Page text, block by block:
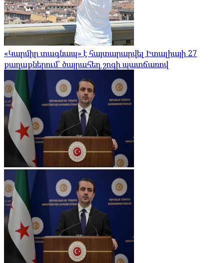
«Կարմիր տագնապ» է հայտարարվել Իտալիայի 27
քաղաքներում՝ ծայրահեղ շոգի պատճառով